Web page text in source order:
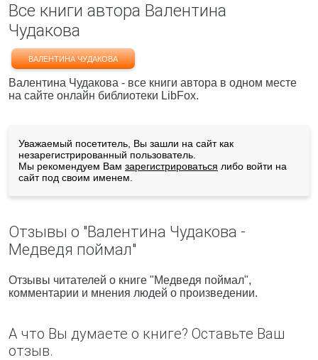
Все книги автора Валентина
Чудакова
ВАЛЕНТИНА ЧУДАКОВА
Валентина Чудакова - все книги автора в одном месте
на сайте онлайн библиотеки LibFox.
Уважаемый посетитель, Вы зашли на сайт как
незарегистрированный пользователь.
Мы рекомендуем Вам зарегистрироваться либо войти на
сайт под своим именем.
Отзывы о "Валентина Чудакова -
Медведя поймал"
Отзывы читателей о книге "Медведя поймал",
комментарии и мнения людей о произведении.
А что Вы думаете о книге? Оставьте Ваш
отзыв.